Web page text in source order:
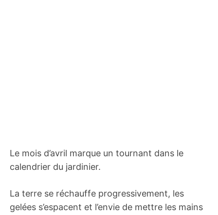
Le mois d’avril marque un tournant dans le
calendrier du jardinier.
La terre se réchauffe progressivement, les
gelées s’espacent et l’envie de mettre les mains